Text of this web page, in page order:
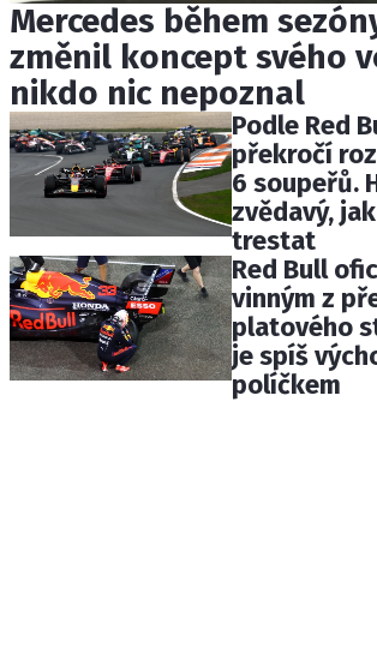
Mercedes během
změnil koncept svého
nikdo nic nepoznal
Podle Red
překročí
6 soupeřů.
zvědavý,
trestat
Red Bull
vinným z
platového
je spíš
políčkem